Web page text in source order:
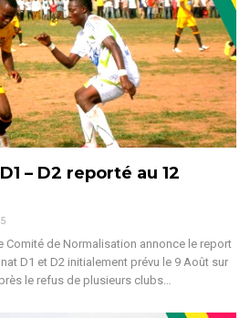
– D2 reporté au 12
Comité de Normalisation annonce le report
D1 et D2 initialement prévu le 9 Août sur
le refus de plusieurs clubs…